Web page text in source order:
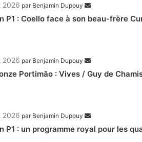
2026 par Benjamin Dupouy
P1 : Coello face à son beau-frère
2026 par Benjamin Dupouy
Portimão : Vives / Guy de
2026 par Benjamin Dupouy
P1 : un programme royal pour les